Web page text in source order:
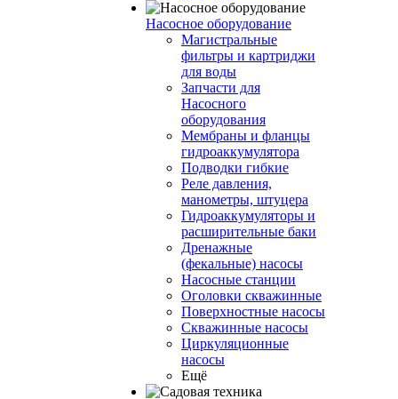
Насосное оборудование
Магистральные
фильтры и картриджи
для воды
Запчасти для
Насосного
оборудования
Мембраны и фланцы
гидроаккумулятора
Подводки гибкие
Реле давления,
манометры, штуцера
Гидроаккумуляторы и
расширительные баки
Дренажные
(фекальные) насосы
Насосные станции
Оголовки скважинные
Поверхностные насосы
Скважинные насосы
Циркуляционные
насосы
Ещё